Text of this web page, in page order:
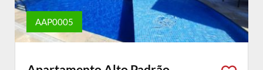
AAP0005